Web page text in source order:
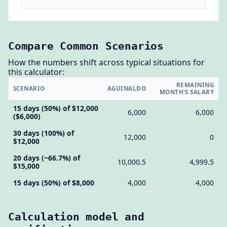
Compare Common Scenarios
How the numbers shift across typical situations for
this calculator:
SCENARIO AGUINALDO
REMAINING
MONTH'S SALARY
15 days (50%) of $12,000
($6,000)
6,000 6,000
30 days (100%) of
$12,000
12,000 0
20 days (~66.7%) of
$15,000
10,000.5 4,999.5
15 days (50%) of $8,000 4,000 4,000
Calculation model and